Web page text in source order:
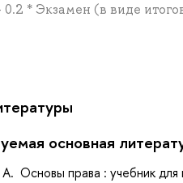
* Экзамен (в виде
основная
Основы права : учебник